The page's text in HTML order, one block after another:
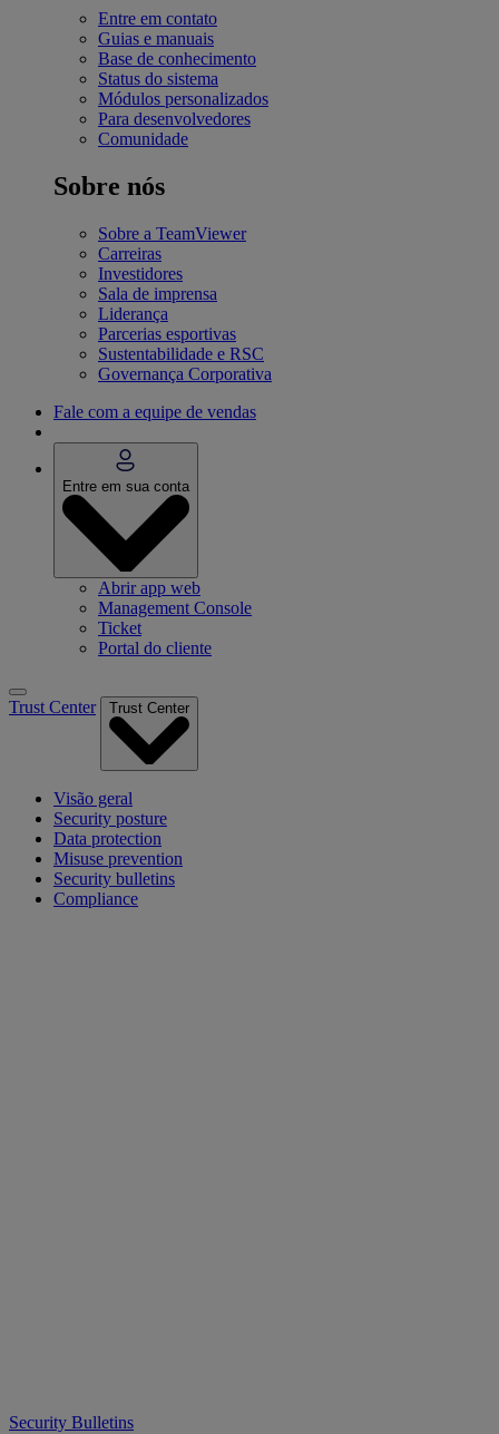
Entre em contato
Guias e manuais
Base de conhecimento
Status do sistema
Módulos personalizados
Para desenvolvedores
Comunidade
Sobre nós
Sobre a TeamViewer
Carreiras
Investidores
Sala de imprensa
Liderança
Parcerias esportivas
Sustentabilidade e RSC
Governança Corporativa
Fale com a equipe de vendas
Entre em sua conta
Abrir app web
Management Console
Ticket
Portal do cliente
Trust Center Trust Center
Visão geral
Security posture
Data protection
Misuse prevention
Security bulletins
Compliance
Security Bulletins